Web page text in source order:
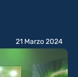
21 Marzo 2024